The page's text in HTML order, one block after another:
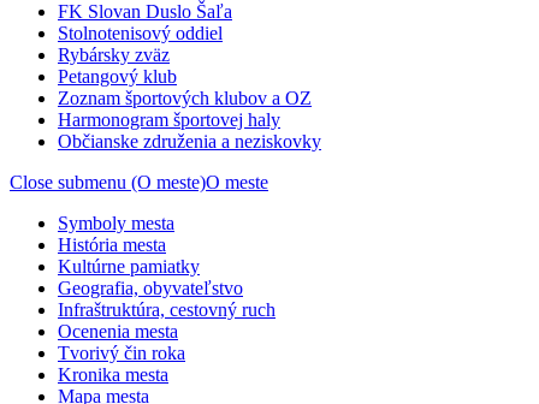
FK Slovan Duslo Šaľa
Stolnotenisový oddiel
Rybársky zväz
Petangový klub
Zoznam športových klubov a OZ
Harmonogram športovej haly
Občianske združenia a neziskovky
Close submenu (O meste)O meste
Symboly mesta
História mesta
Kultúrne pamiatky
Geografia, obyvateľstvo
Infraštruktúra, cestovný ruch
Ocenenia mesta
Tvorivý čin roka
Kronika mesta
Mapa mesta